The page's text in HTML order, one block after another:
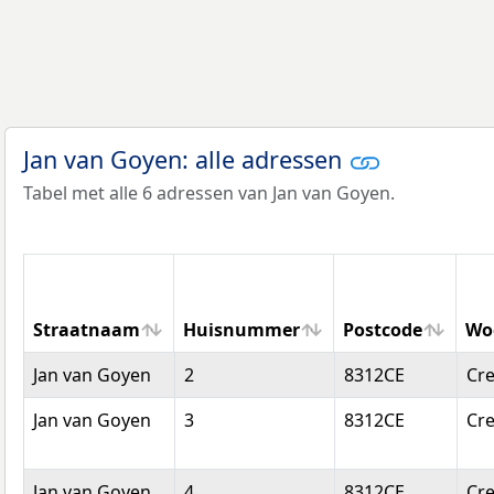
Jan van Goyen: alle adressen
Tabel met alle 6 adressen van Jan van Goyen.
Straatnaam Huisnummer Postcode
Straatnaam
Huisnummer Postcode
Jan van Goyen 2 8312CE
Jan van Goyen
3 8312CE